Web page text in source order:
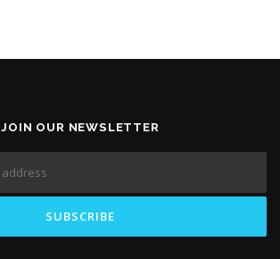
JOIN OUR NEWSLETTER